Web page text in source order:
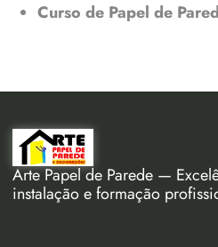
Curso de Papel de
Arte Papel de Parede —
instalação e formação